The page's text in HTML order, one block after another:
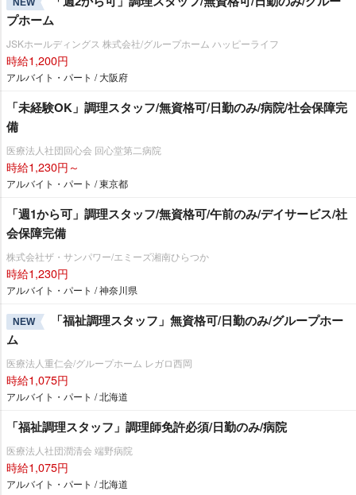
NEW
プホーム
JSKホールディングス 株式会社/グループホーム ハッピーライフ
時給1,200円
アルバイト・パート / 大阪府
「未経験OK」調理スタッフ/無資格可/日勤のみ/病院/社会保障完
備
医療法人社団回心会 回心堂第二病院
時給1,230円～
アルバイト・パート / 東京都
「週1から可」調理スタッフ/無資格可/午前のみ/デイサービス/社
会保障完備
株式会社ザ・サンパワー/エミーズ湘南ひらつか
時給1,230円
アルバイト・パート / 神奈川県
NEW
「福祉調理スタッフ」無資格可/日勤のみ/グループホー
ム
医療法人重仁会/グループホーム レガロ西岡
時給1,075円
アルバイト・パート / 北海道
「福祉調理スタッフ」調理師免許必須/日勤のみ/病院
医療法人社団潤清会 端野病院
時給1,075円
アルバイト・パート / 北海道